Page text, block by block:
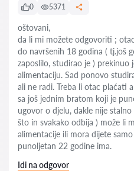
0 5371
oštovani,
da li mi možete odgovoriti ;
do navršenih 18 godina ( tj.još
zaposlilo, studirao je )
alimentaciju. Sad ponovo
ali ne radi. Treba li otac plaćati
sa još jednim bratom koji je
ugovor o djelu, dakle nije
što in svakako odbija ) može li
alimentacije ili mora dijete
punoljetan 22 godine ima.
Idi na odgovor